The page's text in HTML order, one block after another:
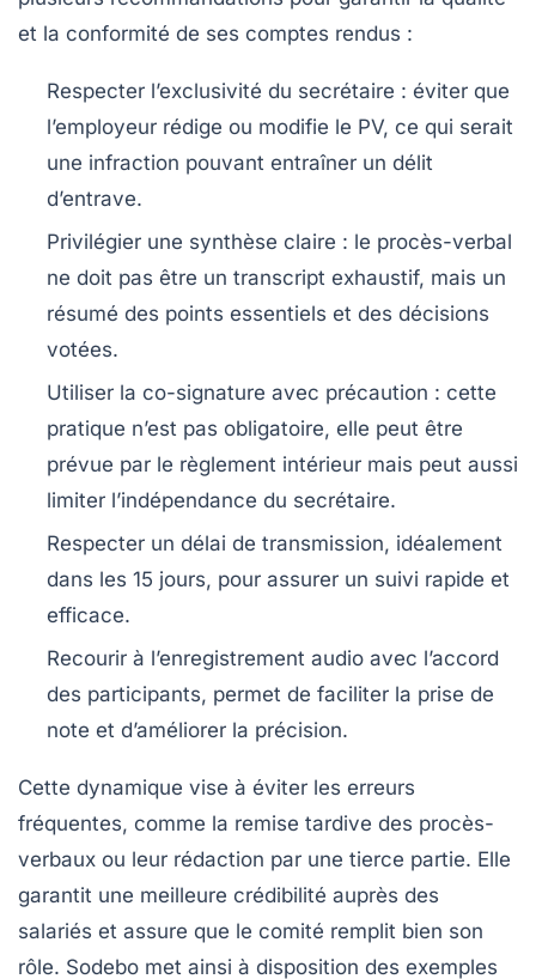
et la conformité de ses comptes rendus :
Respecter l’exclusivité du secrétaire : éviter que
l’employeur rédige ou modifie le PV, ce qui serait
une infraction pouvant entraîner un délit
d’entrave.
Privilégier une synthèse claire : le procès-verbal
ne doit pas être un transcript exhaustif, mais un
résumé des points essentiels et des décisions
votées.
Utiliser la co-signature avec précaution : cette
pratique n’est pas obligatoire, elle peut être
prévue par le règlement intérieur mais peut aussi
limiter l’indépendance du secrétaire.
Respecter un délai de transmission, idéalement
dans les 15 jours, pour assurer un suivi rapide et
efficace.
Recourir à l’enregistrement audio avec l’accord
des participants, permet de faciliter la prise de
note et d’améliorer la précision.
Cette dynamique vise à éviter les erreurs
fréquentes, comme la remise tardive des procès-
verbaux ou leur rédaction par une tierce partie. Elle
garantit une meilleure crédibilité auprès des
salariés et assure que le comité remplit bien son
rôle. Sodebo met ainsi à disposition des exemples